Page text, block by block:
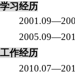
学习经历
工作经历